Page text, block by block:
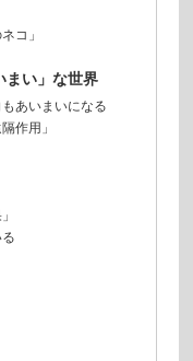
コ」
い」な世界
あいまいになる
作用」